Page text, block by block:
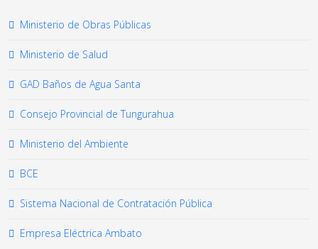
Ministerio de Obras Públicas
Ministerio de Salud
GAD Baños de Agua Santa
Consejo Provincial de Tungurahua
Ministerio del Ambiente
BCE
Sistema Nacional de Contratación Pública
Empresa Eléctrica Ambato